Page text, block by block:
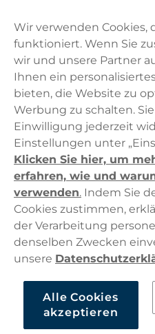
Mo/Di/Fr: 09–17 Uhr (Pause
Über
Wir verwenden Cookies,
funktioniert. Wenn Sie
wir und unsere Partner
Ihnen ein
bieten, die Website zu
Werbung zu schalten.
Einwilligung jederzeit
Einstellungen unter
Klicken Sie hier, um
erfahren, wie und
verwenden. Indem Sie
Cookies zustimmen,
der Verarbeitung
denselben Zwecken
unsere
Alle Cookies
akzeptieren